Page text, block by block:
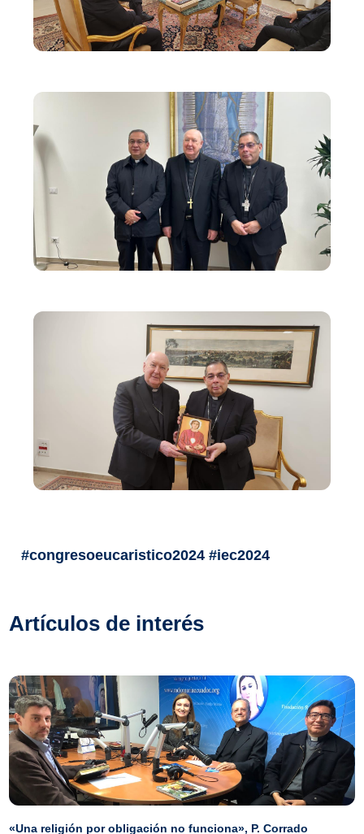
#congresoeucaristico2024 #iec2024
Artículos de interés
«Una religión por obligación no funciona», P. Corrado